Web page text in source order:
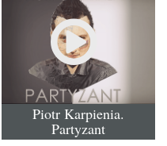
Piotr Karpienia.
Partyzant